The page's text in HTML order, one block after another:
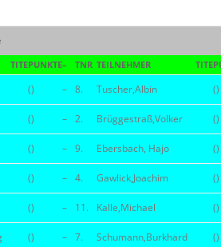
TITEPUNKTE– TNR TEILNEHMER TITE
() – 8. Tuscher,Albin ()
() – 2. Brüggestraß,Volker ()
() – 9. Ebersbach, Hajo ()
() – 4. Gawlick,Joachim ()
() – 11. Kalle,Michael ()
() – 7. Schumann,Burkhard ()